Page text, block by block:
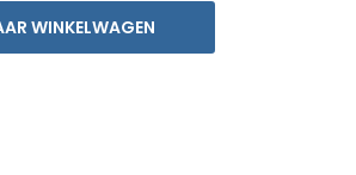
WINKELWAGEN